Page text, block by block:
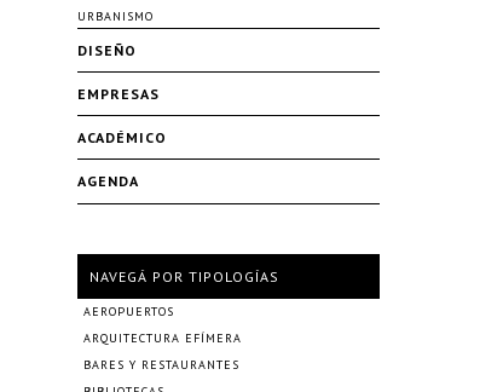
URBANISMO
DISEÑO
EMPRESAS
ACADÉMICO
AGENDA
NAVEGÁ POR TIPOLOGÍAS
AEROPUERTOS
ARQUITECTURA EFÍMERA
BARES Y RESTAURANTES